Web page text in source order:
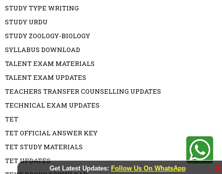
Get Latest Updates: Follow Us On WhatsApp X
STUDY TYPE WRITING
STUDY URDU
STUDY ZOOLOGY-BIOLOGY
SYLLABUS DOWNLOAD
TALENT EXAM MATERIALS
TALENT EXAM UPDATES
TEACHERS TRANSFER COUNSELLING UPDATES
TECHNICAL EXAM UPDATES
TET
TET OFFICIAL ANSWER KEY
TET STUDY MATERIALS
TET UPDATES